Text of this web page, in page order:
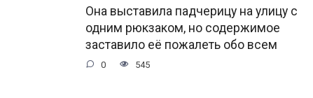
Она выставила падчерицу на улицу с
одним рюкзаком, но содержимое
заставило её пожалеть обо всем
0 545